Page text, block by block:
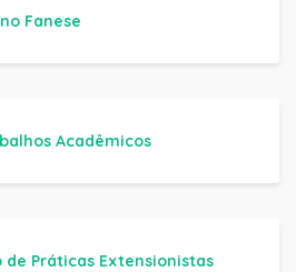
Fanese
Acadêmicos
de Práticas Extensionistas